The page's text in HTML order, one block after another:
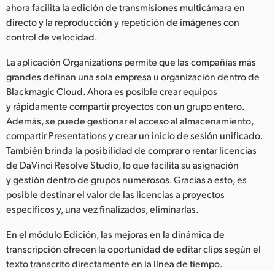
United Kingdom
United States
ahora facilita la edición de transmisiones multicámara en
directo y la reproducción y repetición de imágenes con
control de velocidad.
La aplicación Organizations permite que las compañías más
grandes definan una sola empresa u organización dentro de
Blackmagic Cloud. Ahora es posible crear equipos
y rápidamente compartir proyectos con un grupo entero.
Además, se puede gestionar el acceso al almacenamiento,
compartir Presentations y crear un inicio de sesión unificado.
También brinda la posibilidad de comprar o rentar licencias
de DaVinci Resolve Studio, lo que facilita su asignación
y gestión dentro de grupos numerosos. Gracias a esto, es
posible destinar el valor de las licencias a proyectos
específicos y, una vez finalizados, eliminarlas.
En el módulo Edición, las mejoras en la dinámica de
transcripción ofrecen la oportunidad de editar clips según el
texto transcrito directamente en la línea de tiempo.